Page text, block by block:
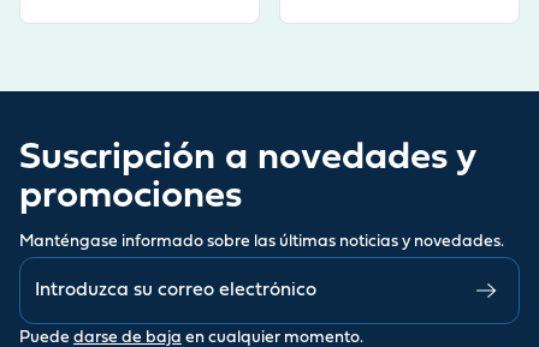
Suscripción a novedades y
promociones
Manténgase informado sobre las últimas noticias y novedades.
Puede darse de baja en cualquier momento.